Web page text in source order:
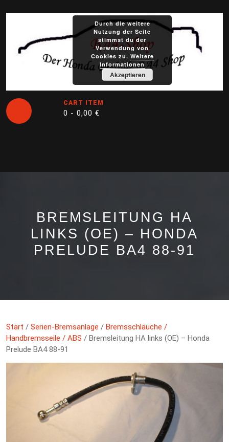
CART ITEM
0 - 0,00 €
Button
BREMSLEITUNG HA
LINKS (OE) – HONDA
PRELUDE BA4 88-91
Start / Serien-Bremsanlage / Bremsschläuche /
Handbremsseile / ABS / Bremsleitung HA links (OE) – Honda
Prelude BA4 88-91
Durch die weitere
Nutzung der Seite
stimmst du der
Verwendung von
Cookies zu. Weitere
Informationen
Akzeptieren